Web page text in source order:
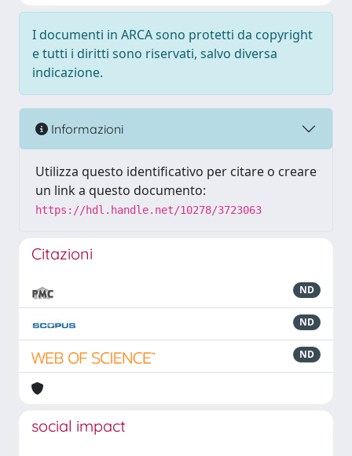
I documenti in ARCA sono protetti da copyright
e tutti i diritti sono riservati, salvo diversa
indicazione.
Informazioni
Utilizza questo identificativo per citare o creare
un link a questo documento:
https://hdl.handle.net/10278/3723063
Citazioni
ND
ND
ND
social impact